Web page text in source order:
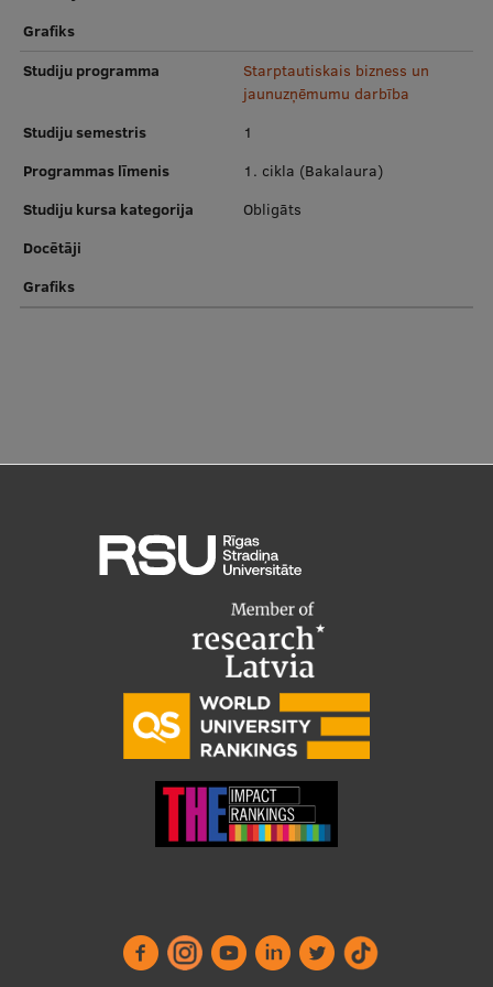
Pētniecības datu pārvaldība
Pētniecības platformas
Doktorantūras skola
Pētniecības pakalpojumi
Starptautiskā sadarbība
Mobilitātes programmas
Starptautiskie projekti
Starptautiskie sadarbības partneri
EURAXESS RSU kontaktpunkts
EATRIS koordinators Latvijā
Grafiks
Studiju programma
Starptautiskais bizness un
jaunuzņēmumu darbība
Studiju semestris
1
Programmas līmenis
1. cikla (Bakalaura)
Studiju kursa kategorija
Obligāts
Docētāji
Grafiks